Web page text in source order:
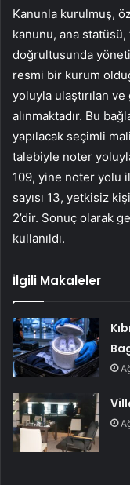
Kanunla kurulmuş,
kanunu, ana
doğrultusunda
resmi bir kurum
yoluyla ulaştırılan
alınmaktadır. Bu
yapılacak seçimli
talebiyle noter
109, yine noter yolu
sayısı 13, yetkisiz
2’dir. Sonuç olarak
kullanıldı.
İlgili Makaleler